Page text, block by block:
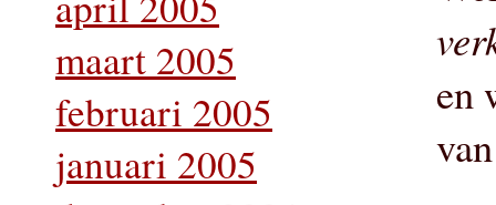
maart 2005
februari 2005
januari 2005
en